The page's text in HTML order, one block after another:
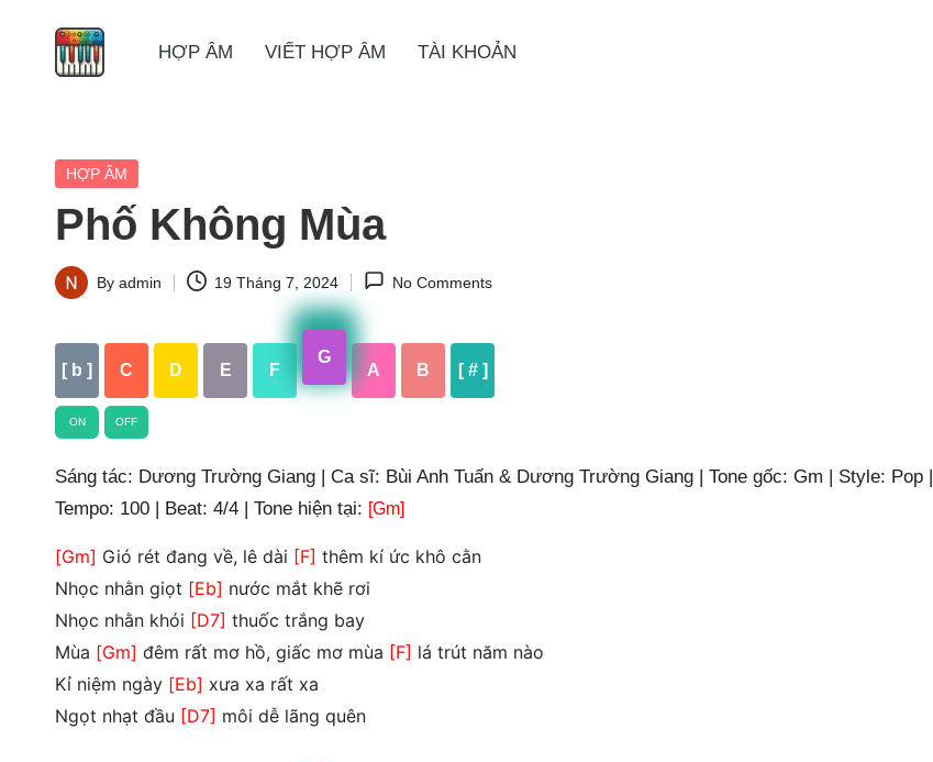
HỢP ÂM VIẾT HỢP ÂM TÀI KHOẢN
Posted
HỢP ÂM
Phố Không Mùa
Posted
By admin 19 Tháng 7, 2024 No Comments
[ b ] C D E F
G
A B [ # ]
ON OFF
Sáng tác: Dương Trường Giang | Ca sĩ: Bùi Anh Tuấn & Dương Trường Giang | Tone gốc: Gm | Style: Pop |
Tempo: 100 | Beat: 4/4 | Tone hiện tại: [Gm]
[Gm] Gió rét đang về, lê dài [F] thêm kí ức khô cằn
Nhọc nhằn giọt [Eb] nước mắt khẽ rơi
Nhọc nhằn khói [D7] thuốc trắng bay
Mùa [Gm] đêm rất mơ hồ, giấc mơ mùa [F] lá trút năm nào
Kỉ niệm ngày [Eb] xưa xa rất xa
Ngọt nhạt đầu [D7] môi dễ lãng quên